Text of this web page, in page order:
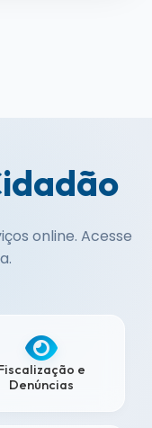
online. Acesse
e
Denúncias